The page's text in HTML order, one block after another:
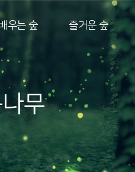
우는 숲 즐거운 숲
무